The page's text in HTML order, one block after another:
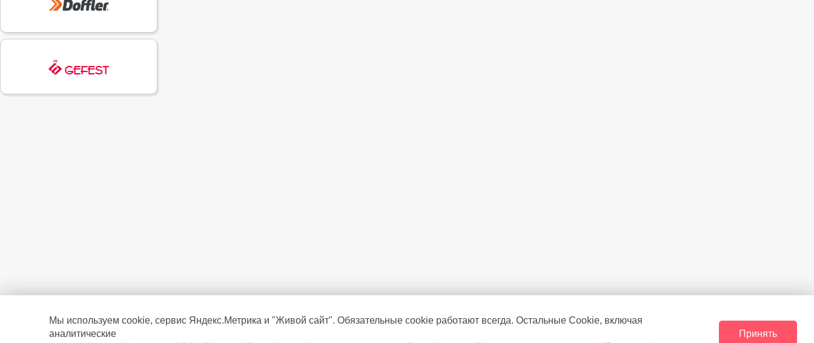
Мы используем cookie, сервис Яндекс.Метрика и "Живой сайт". Обязательные cookie работают всегда. Остальные Сookie, включая
аналитические
Принять